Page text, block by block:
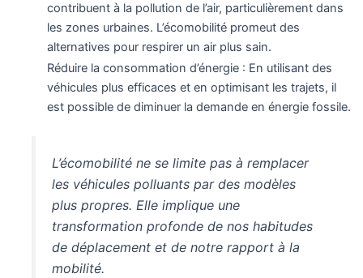
contribuent à la pollution de l’air, particulièrement dans
les zones urbaines. L’écomobilité promeut des
alternatives pour respirer un air plus sain.
Réduire la consommation d’énergie : En utilisant des
véhicules plus efficaces et en optimisant les trajets, il
est possible de diminuer la demande en énergie fossile.
L’écomobilité ne se limite pas à remplacer
les véhicules polluants par des modèles
plus propres. Elle implique une
transformation profonde de nos habitudes
de déplacement et de notre rapport à la
mobilité.